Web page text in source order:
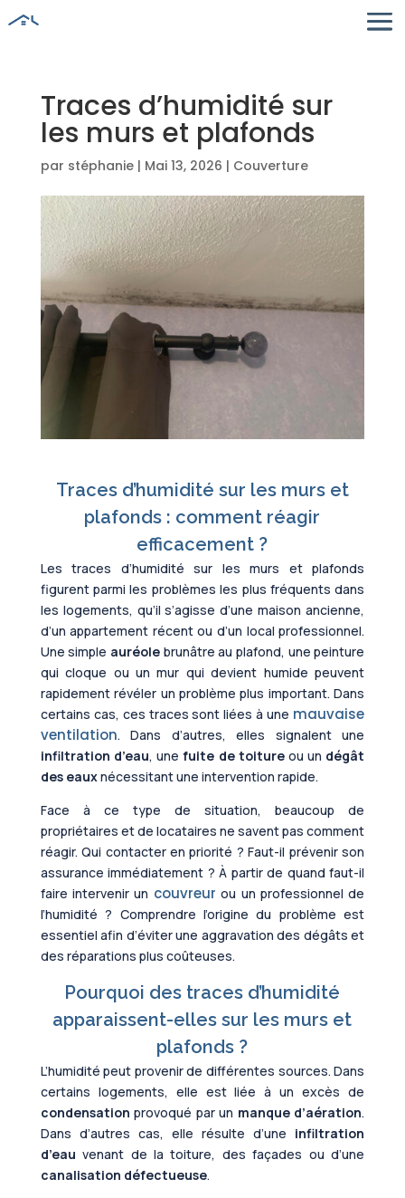
Traces d’humidité sur
les murs et plafonds
par stéphanie| Mai 13, 2026 | Couverture
Traces d’humidité sur les murs et
plafonds : comment réagir
efficacement ?
Les traces d’humidité sur les murs et plafonds
figurent parmi les problèmes les plus fréquents dans
les logements, qu’il s’agisse d’une maison ancienne,
d’un appartement récent ou d’un local professionnel.
Une simple auréole brunâtre au plafond, une peinture
qui cloque ou un mur qui devient humide peuvent
rapidement révéler un problème plus important. Dans
certains cas, ces traces sont liées à une mauvaise
ventilation. Dans d’autres, elles signalent une
infiltration d’eau, unefuite de toitureou un dégât
des eauxnécessitant une intervention rapide.
Face à ce type de situation, beaucoup de
propriétaires et de locataires ne savent pas comment
réagir. Qui contacter en priorité ? Faut-il prévenir son
assurance immédiatement ? À partir de quand faut-il
faire intervenir un couvreur ou un professionnel de
l’humidité ? Comprendre l’origine du problème est
essentiel afin d’éviter une aggravation des dégâts et
des réparations plus coûteuses.
Pourquoi des traces d’humidité
apparaissent-elles sur les murs et
plafonds ?
L’humidité peut provenir de différentes sources. Dans
certains logements, elle est liée à un excès de
condensation provoqué par un manque d’aération.
Dans d’autres cas, elle résulte d’une infiltration
d’eau venant de la toiture, des façades ou d’une
canalisation défectueuse.